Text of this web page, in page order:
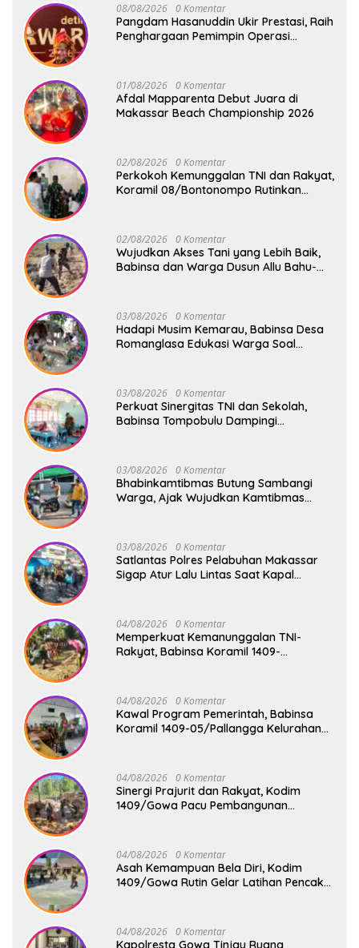
08/08/2026 0 Komentar
Pangdam Hasanuddin Ukir Prestasi, Raih
Penghargaan Pemimpin Operasi
01/08/2026 0 Komentar
Afdal Mapparenta Debut Juara di
Makassar Beach Championship 2026
02/08/2026 0 Komentar
Perkokoh Kemunggalan TNI dan Rakyat,
Koramil 08/Bontonompo Rutinkan
02/08/2026 0 Komentar
Wujudkan Akses Tani yang Lebih Baik,
Babinsa dan Warga Dusun Allu Bahu-
03/08/2026 0 Komentar
Hadapi Musim Kemarau, Babinsa Desa
Romanglasa Edukasi Warga Soal
03/08/2026 0 Komentar
Perkuat Sinergitas TNI dan Sekolah,
Babinsa Tompobulu Dampingi
03/08/2026 0 Komentar
Bhabinkamtibmas Butung Sambangi
Warga, Ajak Wujudkan Kamtibmas
03/08/2026 0 Komentar
Satlantas Polres Pelabuhan Makassar
Sigap Atur Lalu Lintas Saat Kapal
04/08/2026 0 Komentar
Memperkuat Kemanunggalan TNI-
Rakyat, Babinsa Koramil 1409-
04/08/2026 0 Komentar
Kawal Program Pemerintah, Babinsa
Koramil 1409-05/Pallangga Kelurahan
04/08/2026 0 Komentar
Sinergi Prajurit dan Rakyat, Kodim
1409/Gowa Pacu Pembangunan
04/08/2026 0 Komentar
Asah Kemampuan Bela Diri, Kodim
1409/Gowa Rutin Gelar Latihan Pencak
04/08/2026 0 Komentar
Kapolresta Gowa Tinjau Ruang